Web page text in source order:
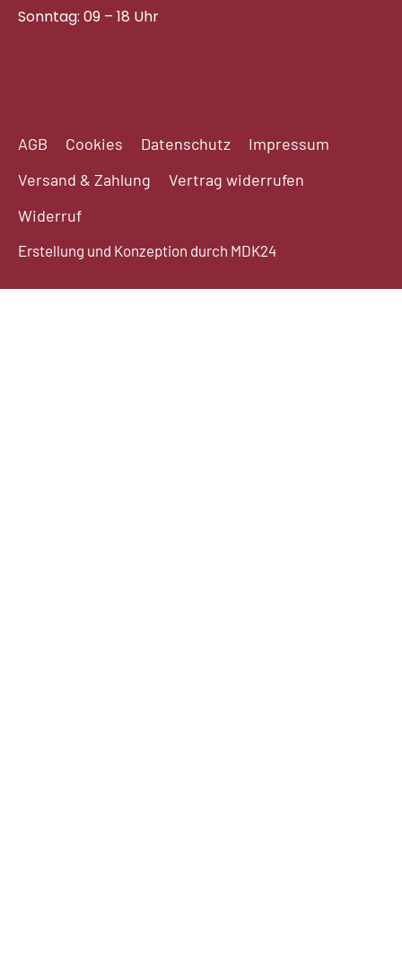
Sonntag: 09 – 18 Uhr
AGB Cookies Datenschutz
Impressum
Versand & Zahlung
Vertrag widerrufen
Widerruf
Erstellung und Konzeption durch MDK24